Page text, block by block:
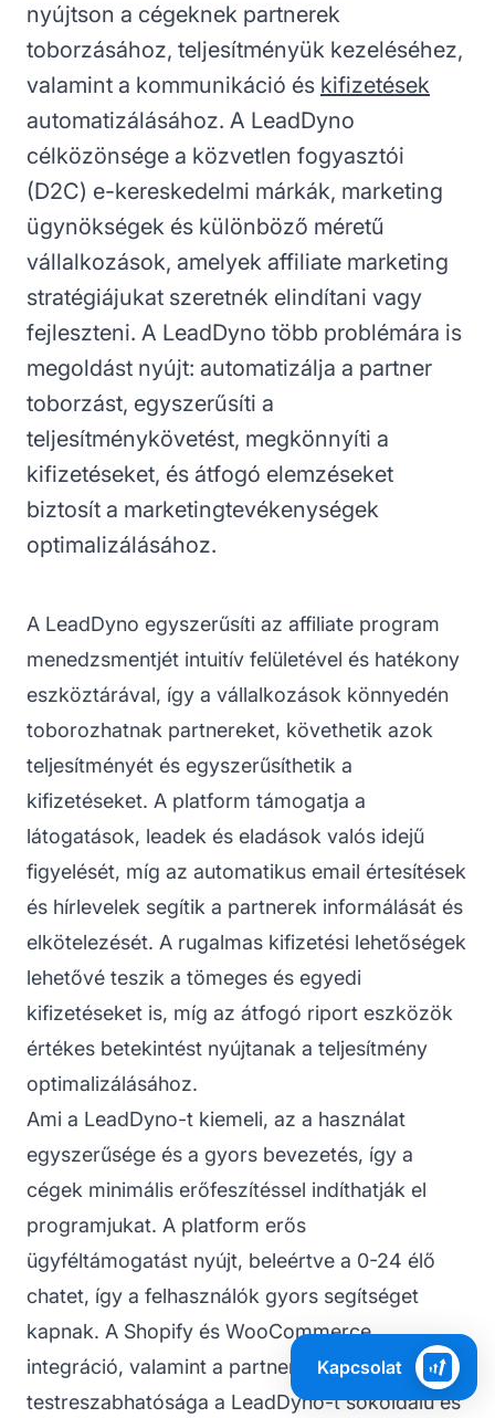
nyújtson a cégeknek partnerek
toborzásához, teljesítményük kezeléséhez,
valamint a kommunikáció és kifizetések
automatizálásához. A LeadDyno
célközönsége a közvetlen fogyasztói
(D2C) e-kereskedelmi márkák, marketing
ügynökségek és különböző méretű
vállalkozások, amelyek affiliate marketing
stratégiájukat szeretnék elindítani vagy
fejleszteni. A LeadDyno több problémára is
megoldást nyújt: automatizálja a partner
toborzást, egyszerűsíti a
teljesítménykövetést, megkönnyíti a
kifizetéseket, és átfogó elemzéseket
biztosít a marketingtevékenységek
optimalizálásához.
A LeadDyno egyszerűsíti az affiliate program
menedzsmentjét intuitív felületével és hatékony
eszköztárával, így a vállalkozások könnyedén
toborozhatnak partnereket, követhetik azok
teljesítményét és egyszerűsíthetik a
kifizetéseket. A platform támogatja a
látogatások, leadek és eladások valós idejű
figyelését, míg az automatikus email értesítések
és hírlevelek segítik a partnerek informálását és
elkötelezését. A rugalmas kifizetési lehetőségek
lehetővé teszik a tömeges és egyedi
kifizetéseket is, míg az átfogó riport eszközök
értékes betekintést nyújtanak a teljesítmény
optimalizálásához.
Ami a LeadDyno-t kiemeli, az a használat
egyszerűsége és a gyors bevezetés, így a
cégek minimális erőfeszítéssel indíthatják el
programjukat. A platform erős
ügyféltámogatást nyújt, beleértve a 0-24 élő
chatet, így a felhasználók gyors segítséget
kapnak. A Shopify és WooCommerce
integráció, valamint a partnerportál
testreszabhatósága a LeadDyno-t sokoldalú és
Kapcsolat